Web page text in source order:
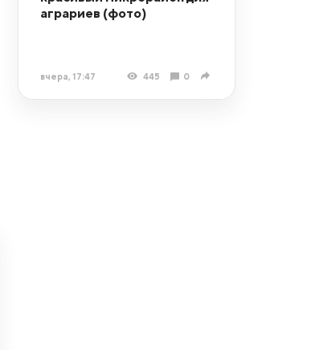
аграриев (фото)
вчера, 17:47 445 0